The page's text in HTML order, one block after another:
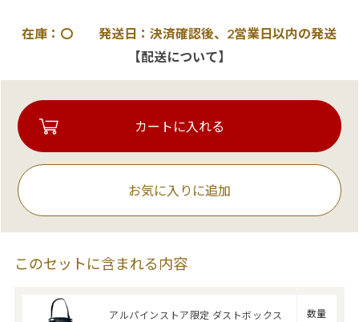
在庫：〇 発送日：決済確認後、2営業日以内の発送
【配送について】
お気に入りに追加
このセットに含まれる内容
アルパインストア限定 ダストボックス
数量